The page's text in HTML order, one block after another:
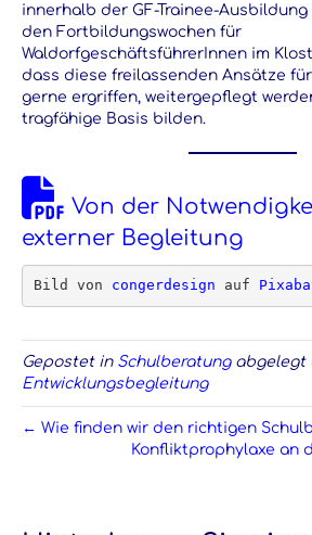
innerhalb der GF-Trainee-
den Fortbildungswochen für
WaldorfgeschäftsführerInnen im
dass diese freilassenden Ansätze
gerne ergriffen, weitergepflegt
tragfähige Basis bilden.
Von der
externer Begleitung
Bild von congerdesign auf
Gepostet in Schulberatungabgelegt
Entwicklungsbegleitung
← Wie finden wir den richtigen
Konfliktprophylaxe an